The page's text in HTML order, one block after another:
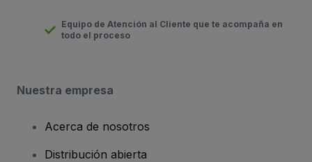
Equipo de Atención al Cliente que te acompaña en
todo el proceso
Nuestra empresa
Acerca de nosotros
Distribución abierta